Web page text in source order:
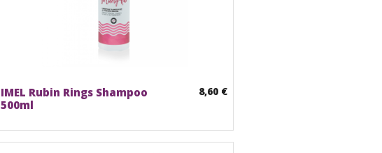
IMEL Rubin Rings Shampoo
500ml
8,60 €